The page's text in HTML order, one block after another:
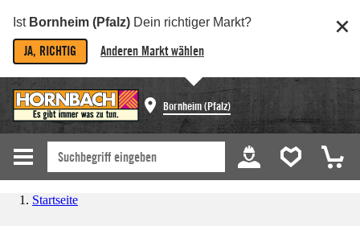
Ist Bornheim (Pfalz) Dein richtiger Markt?
JA, RICHTIG Anderen Markt wählen
Bornheim (Pfalz)
Startseite